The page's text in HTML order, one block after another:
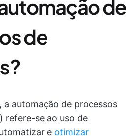
de
de
a automação de processos
refere-se ao uso de
e otimizar